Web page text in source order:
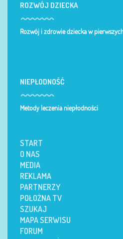
ROZWÓJ DZIECKA
Rozwój i zdrowie dziecka w
NIEPŁODNOŚĆ
Metody leczenia niepłodności
START
O NAS
MEDIA
REKLAMA
PARTNERZY
POŁOŻNA TV
SZUKAJ
MAPA SERWISU
FORUM